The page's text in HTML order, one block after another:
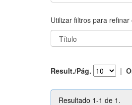
Utilizar filtros para
Result./Pág. |
Resultado 1-1 de 1.